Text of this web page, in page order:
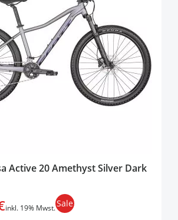
Active 20 Amethyst Silver Dark
inkl. 19% Mwst.Sale